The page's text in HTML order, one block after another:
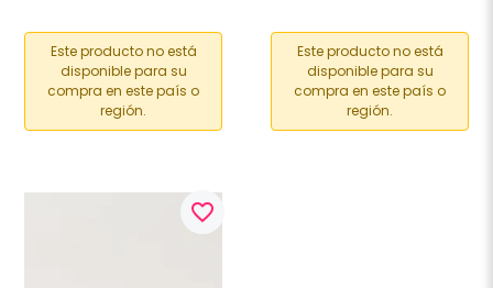
Este producto no está
disponible para su
compra en este país o
región.
Este producto no está
disponible para su
compra en este país o
región.
favorite_border